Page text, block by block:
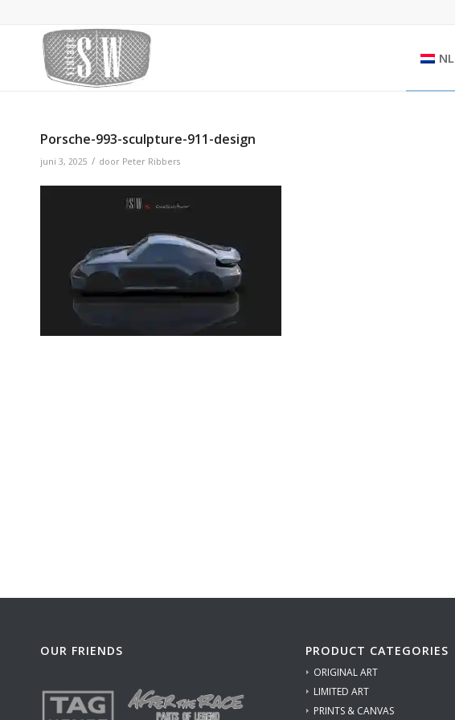
NL
Porsche-993-sculpture-911-design
juni 3, 2025 / door Peter Ribbers
OUR FRIENDS PRODUCT CATEGORIES
ORIGINAL ART
LIMITED ART
PRINTS & CANVAS